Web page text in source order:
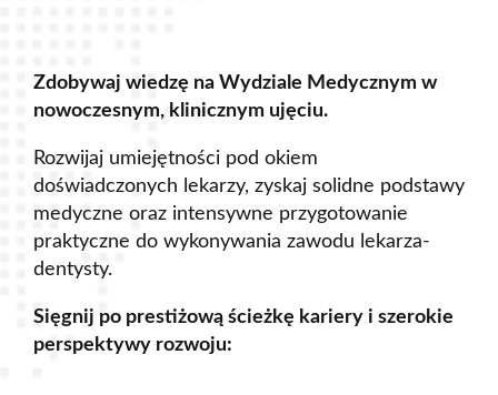
Zdobywaj wiedzę na Wydziale Medycznym w
nowoczesnym, klinicznym ujęciu.
Rozwijaj umiejętności pod okiem
doświadczonych lekarzy, zyskaj solidne podstawy
medyczne oraz intensywne przygotowanie
praktyczne do wykonywania zawodu lekarza-
dentysty.
Sięgnij po prestiżową ścieżkę kariery i szerokie
perspektywy rozwoju: